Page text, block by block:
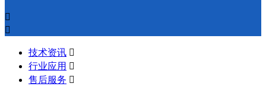


技术资讯 
行业应用 
售后服务 